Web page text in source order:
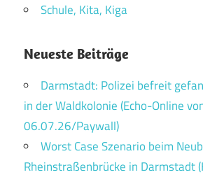
Schule, Kita, Kiga
Neueste Beiträge
Darmstadt: Polizei befreit
in der Waldkolonie (Echo-Online
06.07.26/Paywall)
Worst Case Szenario beim
Rheinstraßenbrücke in Darmstadt